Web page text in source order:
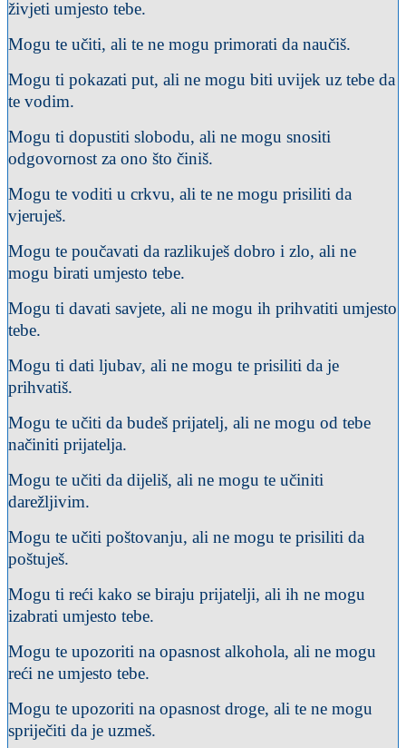
živjeti umjesto tebe.
Mogu te učiti, ali te ne mogu primorati da naučiš.
Mogu ti pokazati put, ali ne mogu biti uvijek uz tebe da
te vodim.
Mogu ti dopustiti slobodu, ali ne mogu snositi
odgovornost za ono što činiš.
Mogu te voditi u crkvu, ali te ne mogu prisiliti da
vjeruješ.
Mogu te poučavati da razlikuješ dobro i zlo, ali ne
mogu birati umjesto tebe.
Mogu ti davati savjete, ali ne mogu ih prihvatiti umjesto
tebe.
Mogu ti dati ljubav, ali ne mogu te prisiliti da je
prihvatiš.
Mogu te učiti da budeš prijatelj, ali ne mogu od tebe
načiniti prijatelja.
Mogu te učiti da dijeliš, ali ne mogu te učiniti
darežljivim.
Mogu te učiti poštovanju, ali ne mogu te prisiliti da
poštuješ.
Mogu ti reći kako se biraju prijatelji, ali ih ne mogu
izabrati umjesto tebe.
Mogu te upozoriti na opasnost alkohola, ali ne mogu
reći ne umjesto tebe.
Mogu te upozoriti na opasnost droge, ali te ne mogu
spriječiti da je uzmeš.